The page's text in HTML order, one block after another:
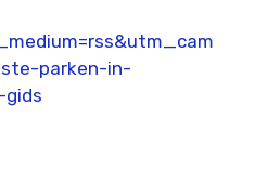
parken-in-